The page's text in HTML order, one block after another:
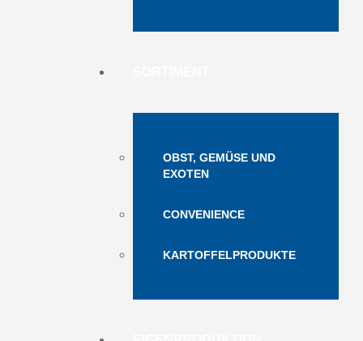
OBST, GEMÜSE UND
EXOTEN
CONVENIENCE
KARTOFFELPRODUKTE